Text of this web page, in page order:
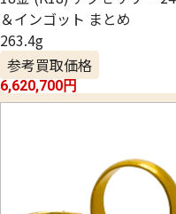
＆インゴット まとめ
263.4g
参考買取価格
6,620,700円